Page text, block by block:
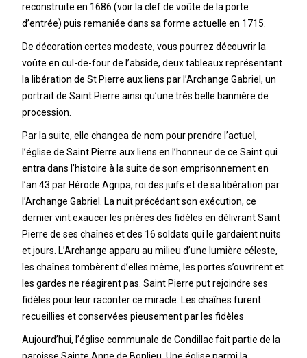
reconstruite en 1686 (voir la clef de voûte de la porte
d’entrée) puis remaniée dans sa forme actuelle en 1715.
De décoration certes modeste, vous pourrez découvrir la
voûte en cul-de-four de l’abside, deux tableaux représentant
la libération de St Pierre aux liens par l’Archange Gabriel, un
portrait de Saint Pierre ainsi qu’une très belle bannière de
procession.
Par la suite, elle changea de nom pour prendre l’actuel,
l’église de Saint Pierre aux liens en l’honneur de ce Saint qui
entra dans l’histoire à la suite de son emprisonnement en
l’an 43 par Hérode Agripa, roi des juifs et de sa libération par
l’Archange Gabriel. La nuit précédant son exécution, ce
dernier vint exaucer les prières des fidèles en délivrant Saint
Pierre de ses chaînes et des 16 soldats qui le gardaient nuits
et jours. L’Archange apparu au milieu d’une lumière céleste,
les chaînes tombèrent d’elles même, les portes s’ouvrirent et
les gardes ne réagirent pas. Saint Pierre put rejoindre ses
fidèles pour leur raconter ce miracle. Les chaînes furent
recueillies et conservées pieusement par les fidèles
Aujourd’hui, l’église communale de Condillac fait partie de la